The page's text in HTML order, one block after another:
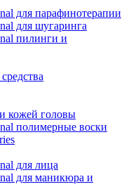
для парафинотерапии
для шугаринга
пилинги и
кожей головы
полимерные воски
для лица
для маникюра и